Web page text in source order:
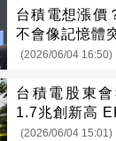
台積電想漲價
不會像記憶體
(2026/06/04 16:50)
台積電股東
1.7兆創新高
(2026/06/04 15:01)